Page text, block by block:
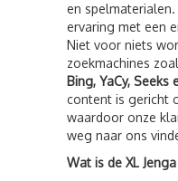
en
ervaring met een
Niet voor niets
zoekmachines
Bing, YaCy, Seeks
content is gericht
waardoor onze
weg naar ons
Wat is de XL